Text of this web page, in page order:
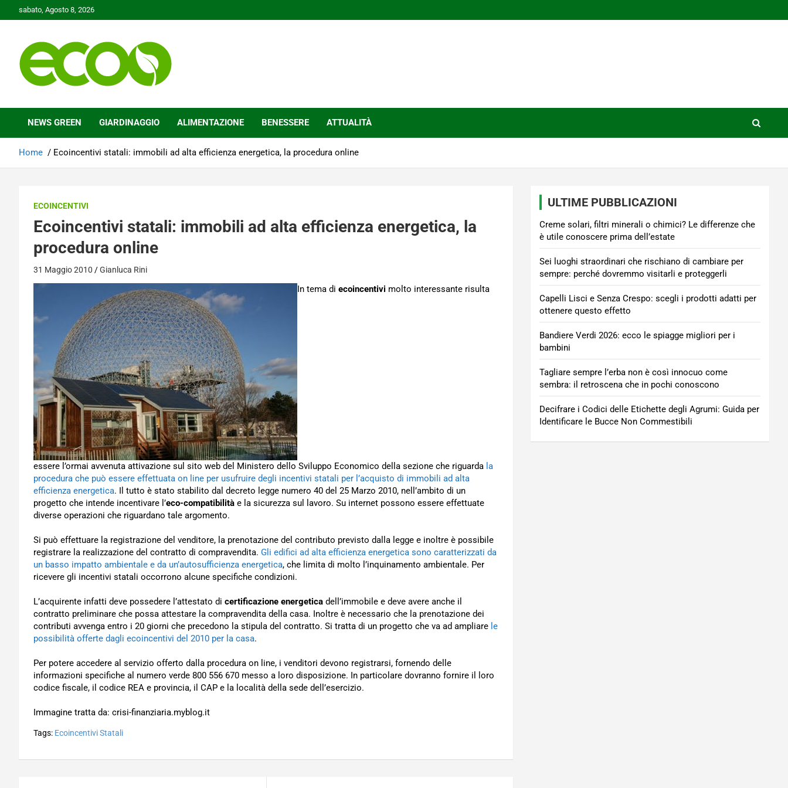
to
sabato, Agosto 8, 2026
Ecoo.it
NEWS GREEN GIARDINAGGIO ALIMENTAZIONE BENESSERE ATTUALITÀ
Home Ecoincentivi statali: immobili ad alta efficienza energetica, la procedura online
ECOINCENTIVI
Ecoincentivi statali: immobili ad alta efficienza energetica, la
procedura online
31 Maggio 2010 Gianluca Rini
In tema di ecoincentivi molto interessante risulta
essere l’ormai avvenuta attivazione sul sito web del Ministero dello Sviluppo Economico della sezione che riguarda la
procedura che può essere effettuata on line per usufruire degli incentivi statali per l’acquisto di immobili ad alta
efficienza energetica. Il tutto è stato stabilito dal decreto legge numero 40 del 25 Marzo 2010, nell’ambito di un
progetto che intende incentivare l’eco-compatibilità e la sicurezza sul lavoro. Su internet possono essere effettuate
diverse operazioni che riguardano tale argomento.
Si può effettuare la registrazione del venditore, la prenotazione del contributo previsto dalla legge e inoltre è possibile
registrare la realizzazione del contratto di compravendita. Gli edifici ad alta efficienza energetica sono caratterizzati da
un basso impatto ambientale e da un’autosufficienza energetica, che limita di molto l’inquinamento ambientale. Per
ricevere gli incentivi statali occorrono alcune specifiche condizioni.
L’acquirente infatti deve possedere l’attestato di certificazione energetica dell’immobile e deve avere anche il
contratto preliminare che possa attestare la compravendita della casa. Inoltre è necessario che la prenotazione dei
contributi avvenga entro i 20 giorni che precedono la stipula del contratto. Si tratta di un progetto che va ad ampliare le
possibilità offerte dagli ecoincentivi del 2010 per la casa.
Per potere accedere al servizio offerto dalla procedura on line, i venditori devono registrarsi, fornendo delle
informazioni specifiche al numero verde 800 556 670 messo a loro disposizione. In particolare dovranno fornire il loro
codice fiscale, il codice REA e provincia, il CAP e la località della sede dell’esercizio.
Immagine tratta da: crisi-finanziaria.myblog.it
Tags: Ecoincentivi Statali
ULTIME PUBBLICAZIONI
Creme solari, filtri minerali o chimici? Le differenze che
è utile conoscere prima dell’estate
Sei luoghi straordinari che rischiano di cambiare per
sempre: perché dovremmo visitarli e proteggerli
Capelli Lisci e Senza Crespo: scegli i prodotti adatti per
ottenere questo effetto
Bandiere Verdi 2026: ecco le spiagge migliori per i
bambini
Tagliare sempre l’erba non è così innocuo come
sembra: il retroscena che in pochi conoscono
Decifrare i Codici delle Etichette degli Agrumi: Guida per
Identificare le Bucce Non Commestibili